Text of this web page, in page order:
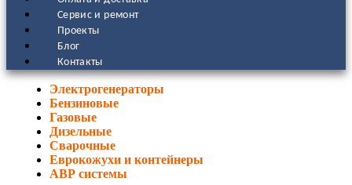
Сервис и ремонт
Проекты
Блог
Контакты
Электрогенераторы
Бензиновые
Газовые
Дизельные
Сварочные
Еврокожухи и контейнеры
АВР системы